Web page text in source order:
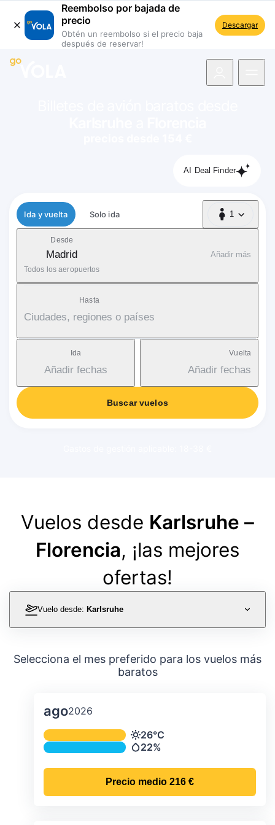
Reembolso por bajada de
precio
Obtén un reembolso si el precio baja
después de reservar!
Descargar
AI Deal Finder
Tipo de vuelo
Ida y vuelta Solo ida 1
1 Pasajero
Desde
Madrid
Todos los aeropuertos
Añadir más
Hasta
Ciudades, regiones o países
Ida
Añadir fechas
Vuelta
Añadir fechas
Buscar vuelos
Vuelos desde Karlsruhe –
Florencia, ¡las mejores
ofertas!
Vuelo desde: Karlsruhe
Selecciona el mes preferido para los vuelos más
baratos
ago2026
Temperatura y precipitación media
Temperatura
26°C
Precipitación
22%
Precio medio 216 €